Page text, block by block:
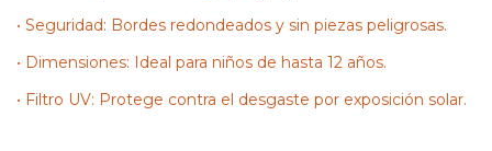
• Seguridad: Bordes redondeados y sin piezas peligrosas.
• Dimensiones: Ideal para niños de hasta 12 años.
• Filtro UV: Protege contra el desgaste por exposición solar.